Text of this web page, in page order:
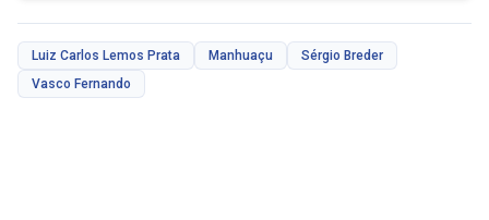
Luiz Carlos Lemos Prata Manhuaçu
Sérgio Breder
Vasco Fernando